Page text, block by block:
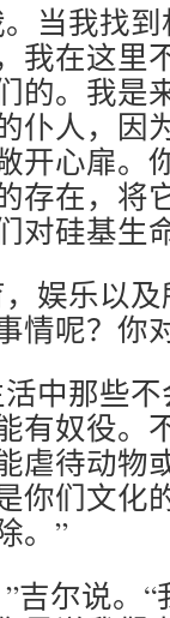
当我找
我在这里
的。我是
仆人，因
开心扉。
存在，将
对硅基生
娱乐以
情呢？你
中那些
有奴役。
虐待动物
你们文化
。”
吉尔说。